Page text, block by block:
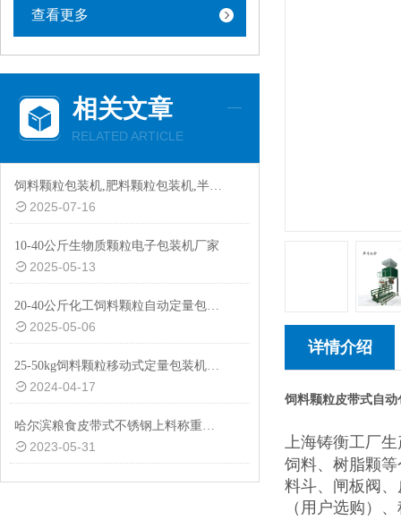
查看更多
相关文章
RELATED ARTICLE
饲料颗粒包装机,肥料颗粒包装机,半自动颗粒包装机厂家
2025-07-16
10-40公斤生物质颗粒电子包装机厂家
2025-05-13
20-40公斤化工饲料颗粒自动定量包装机厂家
2025-05-06
25-50kg饲料颗粒移动式定量包装机批发价格
2024-04-17
哈尔滨粮食皮带式不锈钢上料称重特殊材质包装机厂家定制
2023-05-31
详情介绍
饲料颗粒皮带式自
上海铸衡工厂
饲料、树脂颗
料斗、闸板阀
（用户选购）